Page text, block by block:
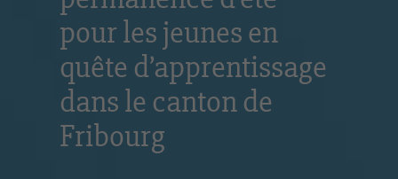
pour les jeunes en
quête d’apprentissage
dans le canton de
Fribourg